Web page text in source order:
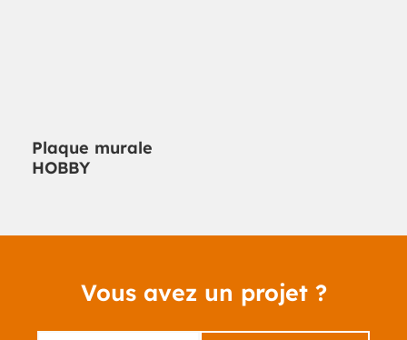
Plaque murale
HOBBY
Vous avez un projet ?